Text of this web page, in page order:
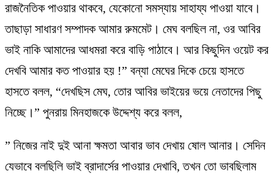
রাজনৈতিক পাওয়ার থাকবে, যেকোনো সমস্যায় সাহায্য পাওয়া যাবে।
তাছাড়া সাধারণ সম্পাদক আমার রুমমেট। মেঘ বলছিল না, ওর আবির
ভাই নাকি আমাদের আধমরা করে বাড়ি পাঠাবে। আর কিছুদিন ওয়েট কর
দেখবি আমার কত পাওয়ার হয় !” বন্যা মেঘের দিকে চেয়ে হাসতে
হাসতে বলল, “দেখছিস মেঘ, তোর আবির ভাইয়ের ভয়ে নেতাদের পিছু
নিচ্ছে।” পুনরায় মিনহাজকে উদ্দেশ্য করে বলল,
” নিজের নাই দুই আনা ক্ষমতা আবার ভাব দেখায় ষোল আনার। সেদিন
যেভাবে বলছিলি ভাই ব্রাদার্সের পাওয়ার দেখাবি, তখন তো ভাবছিলাম